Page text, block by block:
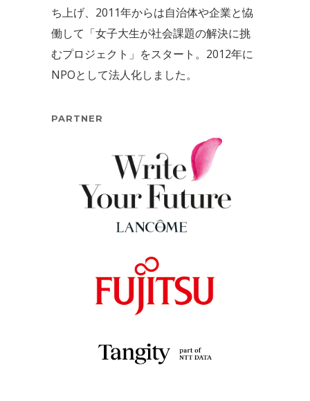
ち上げ、2011年からは自治体や企業と恊
働して「女子大生が社会課題の解決に挑
むプロジェクト」をスタート。2012年に
NPOとして法人化しました。
PARTNER